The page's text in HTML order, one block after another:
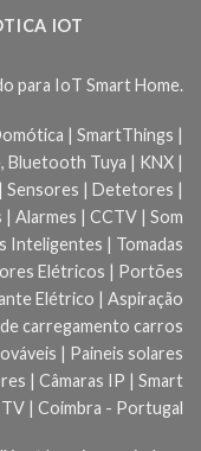
IOT
para IoT Smart Home.
| SmartThings |
Bluetooth Tuya | KNX |
Sensores | Detetores |
Alarmes | CCTV | Som
| Tomadas
Elétricos | Portões
Elétrico | Aspiração
carregamento carros
| Paineis solares
| Câmaras IP | Smart
TV | Coimbra - Portugal